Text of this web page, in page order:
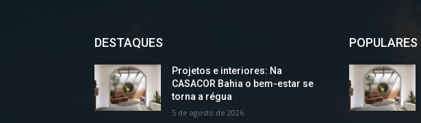
DESTAQUES
Projetos e interiores: Na
CASACOR Bahia o bem-estar se
torna a régua
5 de agosto de 2026
POPULARES